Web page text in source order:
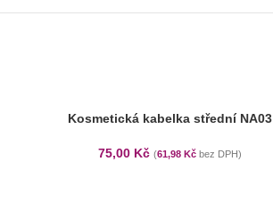
Kosmetická kabelka střední NA03
75,00 Kč (61,98 Kčbez DPH)